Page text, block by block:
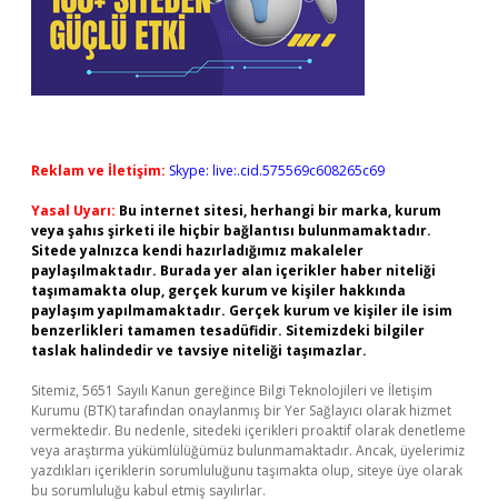
Reklam ve İletişim: Skype: live:.cid.575569c608265c69
Yasal Uyarı: Bu internet sitesi, herhangi bir marka, kurum
veya şahıs şirketi ile hiçbir bağlantısı bulunmamaktadır.
Sitede yalnızca kendi hazırladığımız makaleler
paylaşılmaktadır. Burada yer alan içerikler haber niteliği
taşımamakta olup, gerçek kurum ve kişiler hakkında
paylaşım yapılmamaktadır. Gerçek kurum ve kişiler ile isim
benzerlikleri tamamen tesadüfidir. Sitemizdeki bilgiler
taslak halindedir ve tavsiye niteliği taşımazlar.
Sitemiz, 5651 Sayılı Kanun gereğince Bilgi Teknolojileri ve İletişim
Kurumu (BTK) tarafından onaylanmış bir Yer Sağlayıcı olarak hizmet
vermektedir. Bu nedenle, sitedeki içerikleri proaktif olarak denetleme
veya araştırma yükümlülüğümüz bulunmamaktadır. Ancak, üyelerimiz
yazdıkları içeriklerin sorumluluğunu taşımakta olup, siteye üye olarak
bu sorumluluğu kabul etmiş sayılırlar.